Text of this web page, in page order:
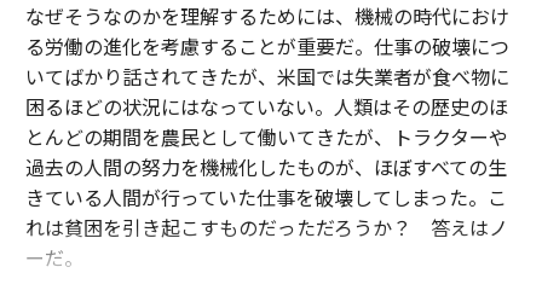
なぜそうなのかを理解するためには、機械の時代におけ
る労働の進化を考慮することが重要だ。仕事の破壊につ
いてばかり話されてきたが、米国では失業者が食べ物に
困るほどの状況にはなっていない。人類はその歴史のほ
とんどの期間を農民として働いてきたが、トラクターや
過去の人間の努力を機械化したものが、ほぼすべての生
きている人間が行っていた仕事を破壊してしまった。こ
れは貧困を引き起こすものだっただろうか？ 答えはノ
ーだ。